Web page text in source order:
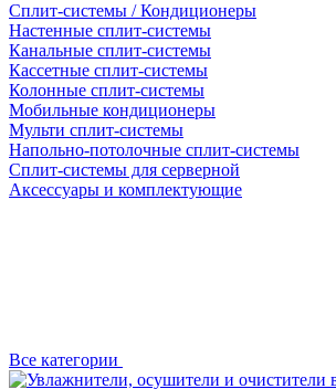
Сплит-системы / Кондиционеры
Настенные сплит-системы
Канальные сплит-системы
Кассетные сплит-системы
Колонные сплит-системы
Мобильные кондиционеры
Мульти сплит-системы
Напольно-потолочные сплит-системы
Сплит-системы для серверной
Аксессуары и комплектующие
Все категории